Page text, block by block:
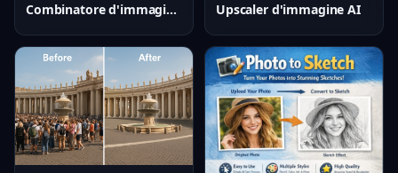
Combinatore d'immagini AI Upscaler d'immagine AI